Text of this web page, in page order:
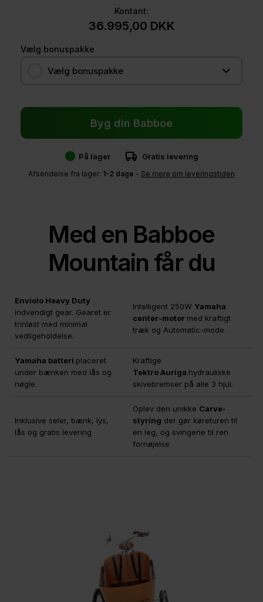
Kontant:
36.995,00 DKK
Vælg bonuspakke
Vælg bonuspakke
Byg din Babboe
På lager Gratis levering
Afsendelse fra lager: 1-2 dage - Se mere om leveringstiden
Med en Babboe
Mountain får du
Enviolo Heavy Duty
indvendigt gear. Gearet er
trinløst med minimal
vedligeholdelse.
Intelligent 250W Yamaha
center-motor med kraftigt
træk og Automatic-mode.
Yamaha batteri placeret
under bænken med lås og
nøgle.
Kraftige
Tektro Auriga hydrauliske
skivebremser på alle 3 hjul.
Inklusive seler, bænk, lys,
lås og gratis levering
Oplev den unikke Carve-
styring der gør køreturen til
en leg, og svingene til ren
fornøjelse